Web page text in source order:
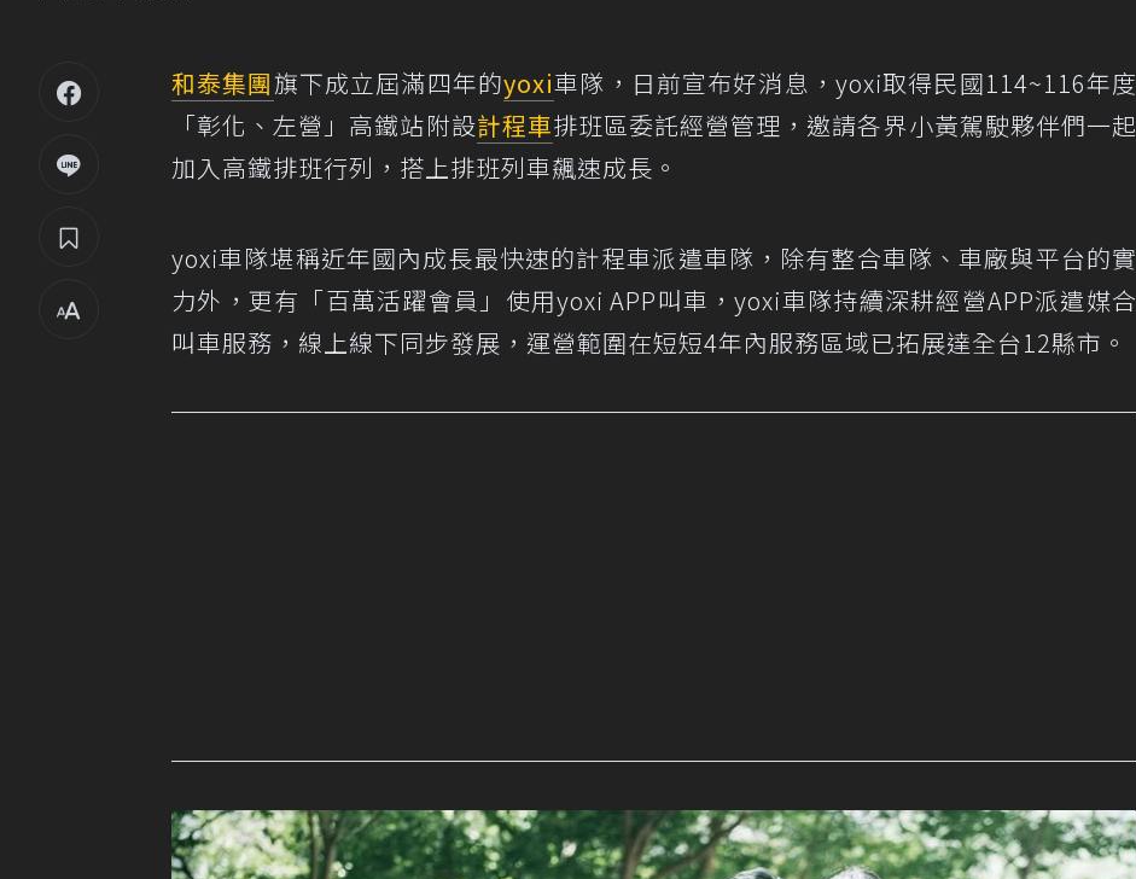
和泰集團旗下成立屆滿四年的yoxi車隊，日前宣布好消息，yoxi取得民國114~116年度
「彰化、左營」高鐵站附設計程車排班區委託經營管理，邀請各界小黃駕駛夥伴們一起
加入高鐵排班行列，搭上排班列車飆速成長。
yoxi車隊堪稱近年國內成長最快速的計程車派遣車隊，除有整合車隊、車廠與平台的實
力外，更有「百萬活躍會員」使用yoxi APP叫車，yoxi車隊持續深耕經營APP派遣媒合
叫車服務，線上線下同步發展，運營範圍在短短4年內服務區域已拓展達全台12縣市。